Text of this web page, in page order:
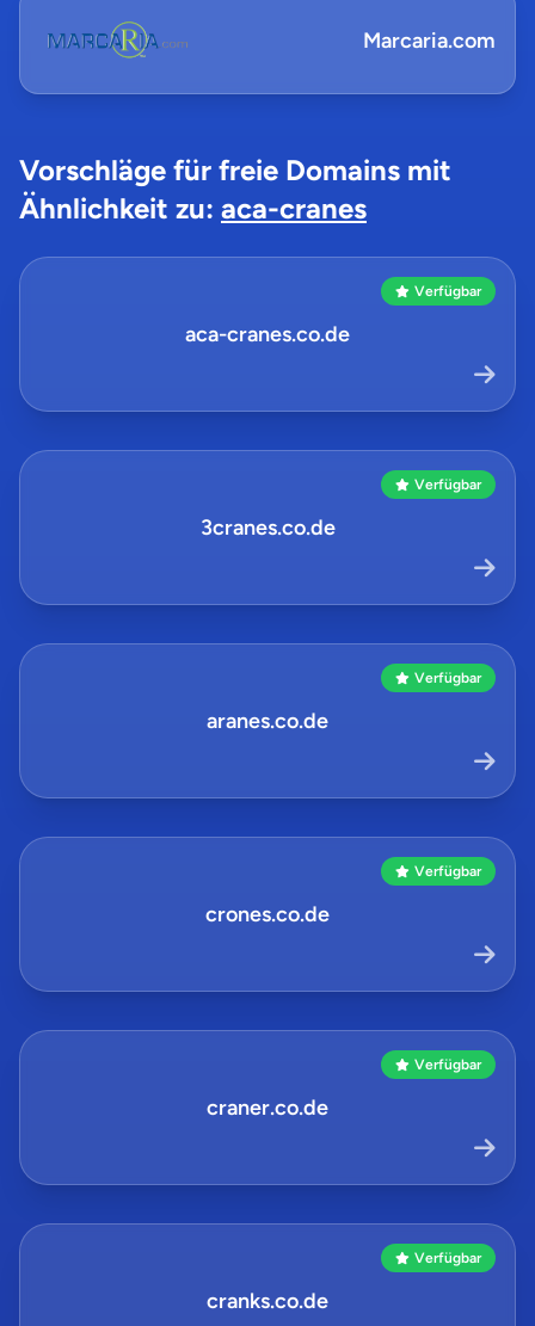
Marcaria.com
Vorschläge für freie Domains mit
Ähnlichkeit zu: aca-cranes
Verfügbar
aca-cranes.co.de
Verfügbar
3cranes.co.de
Verfügbar
aranes.co.de
Verfügbar
crones.co.de
Verfügbar
craner.co.de
Verfügbar
cranks.co.de